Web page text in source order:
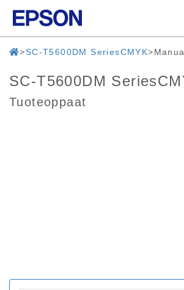
SC-T5600DM SeriesCMYK
SC-T5600DM
Tuoteoppaat